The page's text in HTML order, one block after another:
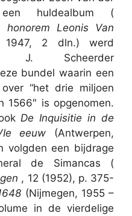
een huldealbum (
honorem Leonis Van
1947, 2 dln.) werd
J. Scheerder
bundel waarin een
“het drie miljoen
1566″ is opgenomen.
De Inquisitie in de
eeuw (Antwerpen,
volgden een bijdrage
de Simancas (
, 12 (1952), p. 375-
(Nijmegen, 1955 –
in de vierdelige